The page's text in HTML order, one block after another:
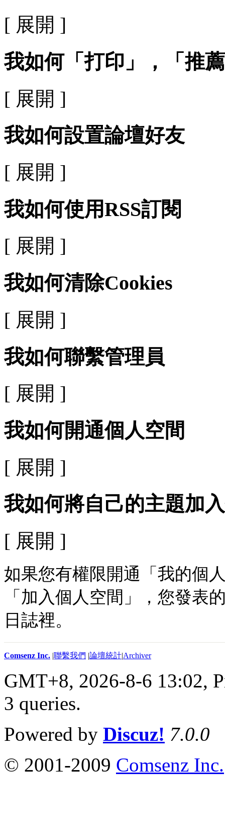
[ 展開 ]
我如何「打印」，「推
[ 展開 ]
我如何設置論壇好友
[ 展開 ]
我如何使用RSS訂閱
[ 展開 ]
我如何清除Cookies
[ 展開 ]
我如何聯繫管理員
[ 展開 ]
我如何開通個人空間
[ 展開 ]
我如何將自己的主題加
[ 展開 ]
如果您有權限開通「我的個
「加入個人空間」，您發表
日誌裡。
Comsenz Inc. |聯繫我們 |論壇統計|Archiver
GMT+8, 2026-8-6 13:02,
3 queries.
Powered by Discuz! 7.0.0
© 2001-2009 Comsenz Inc.